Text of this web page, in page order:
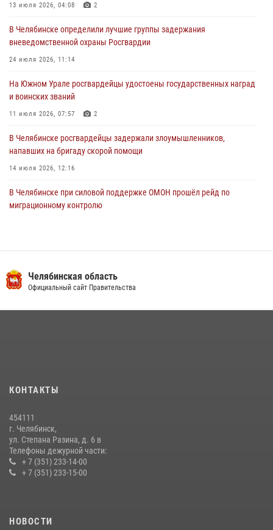
подозреваемого в совершении убийства
В Челябинской области росгвардейцами по горячим следам
задержан подозреваемый в грабеже
13 июля 2026, 04:08 2
В Челябинске определили лучшие группы задержания
вневедомственной охраны Росгвардии
24 июля 2026, 11:14
На Южном Урале росгвардейцы удостоены государственных наград
и воинских званий
11 июля 2026, 07:57 2
В Челябинске росгвардейцы задержали злоумышленников,
напавших на бригаду скорой помощи
14 июля 2026, 12:16
В Челябинске при силовой поддержке ОМОН прошёл рейд по
миграционному контролю
13 июля 2026, 03:02 5
14 июля 2026, 05:15
Челябинская область
Официальный сайт Правительства
КОНТАКТЫ
454111
г. Челябинск,
ул. Степана Разина, д. 6 в
Телефоны дежурной части:
+ 7 (351) 233-14-00
+ 7 (351) 233-15-00
НОВОСТИ